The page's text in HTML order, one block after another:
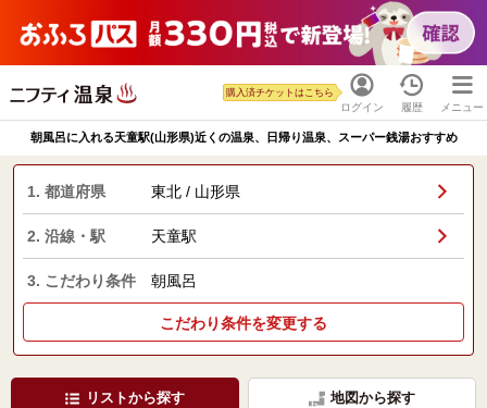
ログイン
購入済チケットはこちら
履歴 メニュー
朝風呂に入れる天童駅(山形県)近くの温泉、日帰り温泉、スーパー銭湯おすすめ
1. 都道府県 東北 / 山形県
2. 沿線・駅 天童駅
3. こだわり条件 朝風呂
こだわり条件を変更する
リストから探す 地図から探す